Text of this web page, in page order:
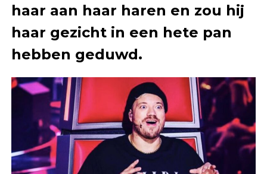
haar aan haar haren en zou hij
haar gezicht in een hete pan
hebben geduwd.